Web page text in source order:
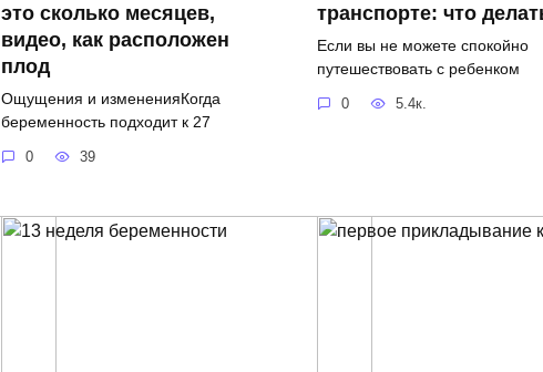
это сколько месяцев,
видео, как расположен
плод
Ощущения и измененияКогда
беременность подходит к 27
0 39
транспорте: что
Если вы не можете спокойно
путешествовать с ребенком
0 5.4к.